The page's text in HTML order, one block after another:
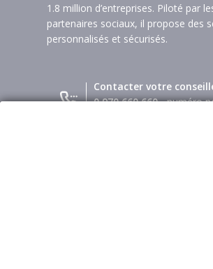
1.8 million d’entreprises. Piloté par
partenaires sociaux, il propose des
personnalisés et sécurisés.
Contacter votre
0 970 660 660- numéro